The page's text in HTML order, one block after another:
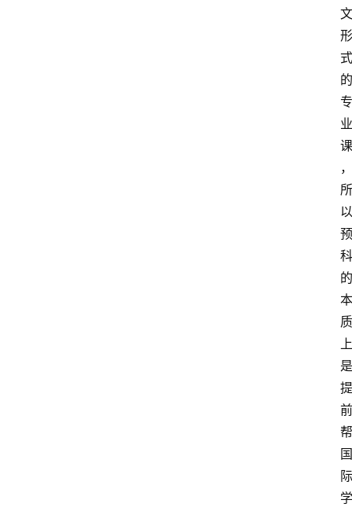
文
形
式
的
专
业
课
，
所
以
预
科
的
本
质
上
是
提
前
帮
国
际
学